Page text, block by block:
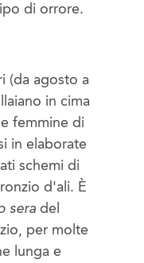
di orrore.
(da agosto a
in cima
femmine di
in elaborate
schemi di
d'ali. È
sera del
per molte
lunga e